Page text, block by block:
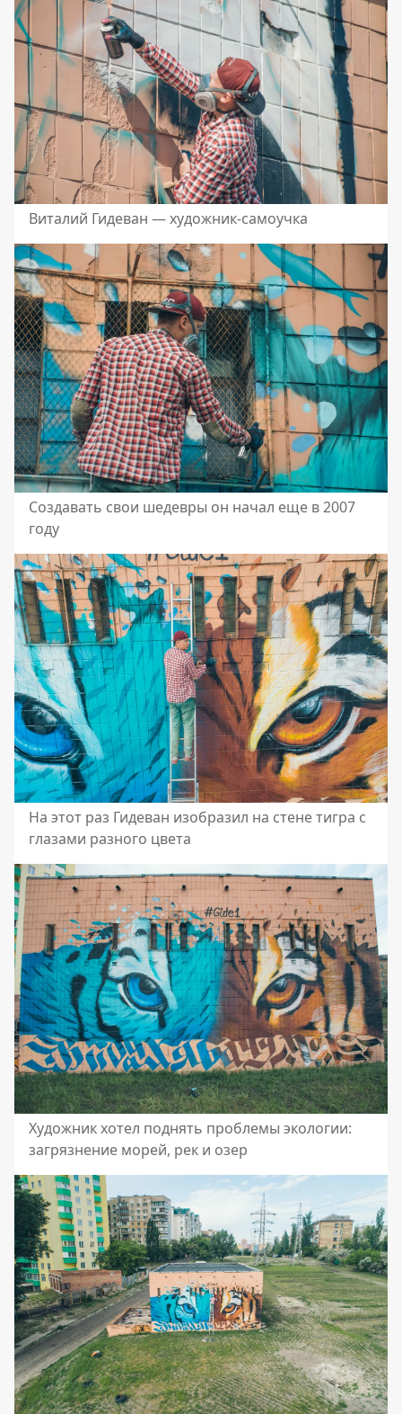
Виталий Гидеван — художник-самоучка
Создавать свои шедевры он начал еще в 2007
году
На этот раз Гидеван изобразил на стене тигра с
глазами разного цвета
Художник хотел поднять проблемы экологии:
загрязнение морей, рек и озер